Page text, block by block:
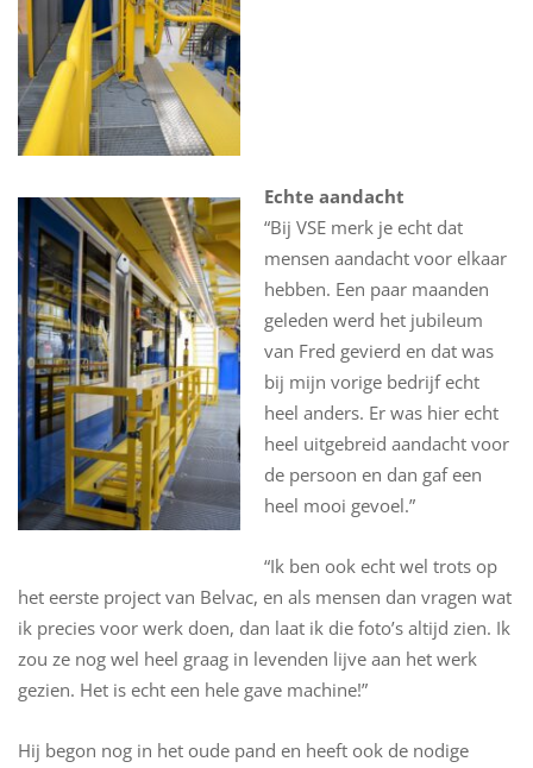
Echte aandacht
“Bij VSE merk je echt dat
mensen aandacht voor elkaar
hebben. Een paar maanden
geleden werd het jubileum
van Fred gevierd en dat was
bij mijn vorige bedrijf echt
heel anders. Er was hier echt
heel uitgebreid aandacht voor
de persoon en dan gaf een
heel mooi gevoel.”
“Ik ben ook echt wel trots op
het eerste project van Belvac, en als mensen dan vragen wat
ik precies voor werk doen, dan laat ik die foto’s altijd zien. Ik
zou ze nog wel heel graag in levenden lijve aan het werk
gezien. Het is echt een hele gave machine!”
Hij begon nog in het oude pand en heeft ook de nodige